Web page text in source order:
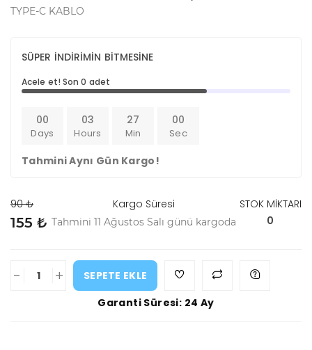
TYPE-C KABLO
SÜPER İNDİRİMİN BİTMESİNE
Acele et! Son 0 adet
00
Days
03
Hours
27
Min
00
Sec
Tahmini Aynı Gün Kargo!
90 ₺
155 ₺
Kargo Süresi
Tahmini 11 Ağustos Salı günü kargoda
STOK MİKTARI
0
- +
SEPETE EKLE
Garanti Süresi: 24 Ay